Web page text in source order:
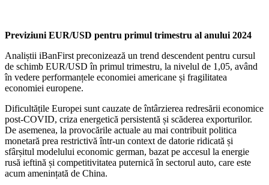
Previziuni EUR/USD pentru primul trimestru al anului 2024
Analiștii iBanFirst preconizează un trend descendent pentru cursul
de schimb EUR/USD în primul trimestru, la nivelul de 1,05, având
în vedere performanțele economiei americane și fragilitatea
economiei europene.
Dificultățile Europei sunt cauzate de întârzierea redresării economice
post-COVID, criza energetică persistentă și scăderea exporturilor.
De asemenea, la provocările actuale au mai contribuit politica
monetară prea restrictivă într-un context de datorie ridicată și
sfârșitul modelului economic german, bazat pe accesul la energie
rusă ieftină și competitivitatea puternică în sectorul auto, care este
acum amenințată de China.